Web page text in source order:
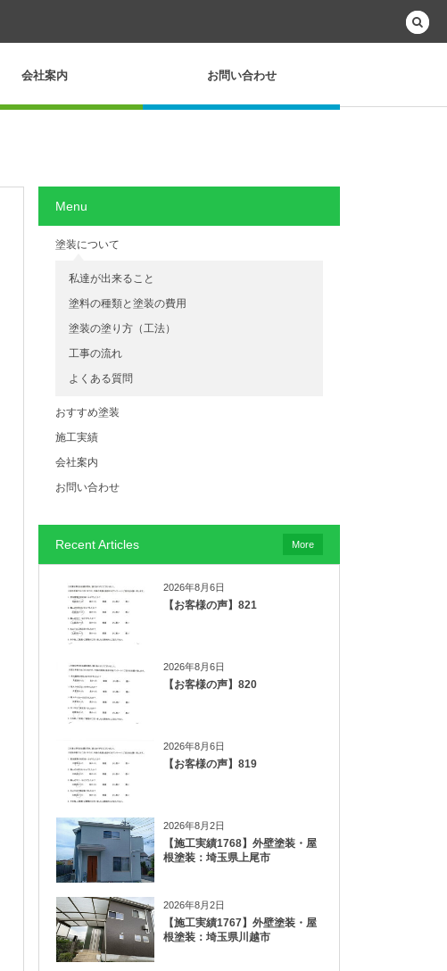
会社案内 お問い合わせ
Menu
塗装について
私達が出来ること
塗料の種類と塗装の費用
塗装の塗り方（工法）
工事の流れ
よくある質問
おすすめ塗装
施工実績
会社案内
お問い合わせ
Recent Articles
2026年8月6日
【お客様の声】821
2026年8月6日
【お客様の声】820
2026年8月6日
【お客様の声】819
2026年8月2日
【施工実績1768】外壁塗装・屋
根塗装：埼玉県上尾市
2026年8月2日
【施工実績1767】外壁塗装・屋
根塗装：埼玉県川越市
More